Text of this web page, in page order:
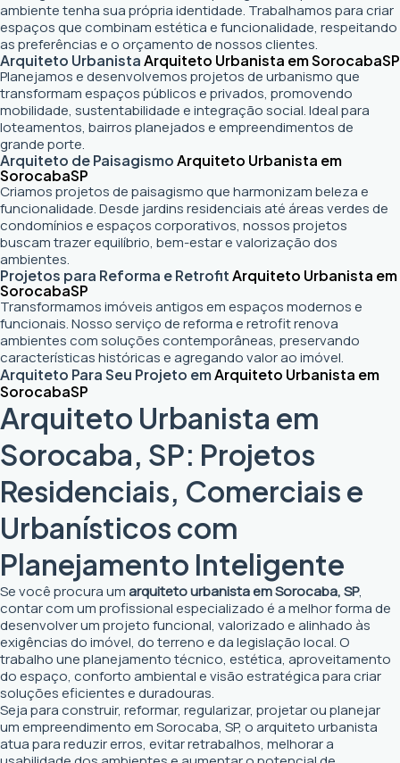
ambiente tenha sua própria identidade. Trabalhamos para criar
espaços que combinam estética e funcionalidade, respeitando
as preferências e o orçamento de nossos clientes.
Arquiteto UrbanistaArquiteto Urbanista em SorocabaSP
Planejamos e desenvolvemos projetos de urbanismo que
transformam espaços públicos e privados, promovendo
mobilidade, sustentabilidade e integração social. Ideal para
loteamentos, bairros planejados e empreendimentos de
grande porte.
Arquiteto de PaisagismoArquiteto Urbanista em
SorocabaSP
Criamos projetos de paisagismo que harmonizam beleza e
funcionalidade. Desde jardins residenciais até áreas verdes de
condomínios e espaços corporativos, nossos projetos
buscam trazer equilíbrio, bem-estar e valorização dos
ambientes.
Projetos para Reforma e RetrofitArquiteto Urbanista em
SorocabaSP
Transformamos imóveis antigos em espaços modernos e
funcionais. Nosso serviço de reforma e retrofit renova
ambientes com soluções contemporâneas, preservando
características históricas e agregando valor ao imóvel.
Arquiteto Para Seu Projeto emArquiteto Urbanista em
SorocabaSP
Arquiteto Urbanista em
Sorocaba, SP: Projetos
Residenciais, Comerciais e
Urbanísticos com
Planejamento Inteligente
Se você procura umarquiteto urbanista em Sorocaba, SP,
contar com um profissional especializado é a melhor forma de
desenvolver um projeto funcional, valorizado e alinhado às
exigências do imóvel, do terreno e da legislação local. O
trabalho une planejamento técnico, estética, aproveitamento
do espaço, conforto ambiental e visão estratégica para criar
soluções eficientes e duradouras.
Seja para construir, reformar, regularizar, projetar ou planejar
um empreendimento em Sorocaba, SP, o arquiteto urbanista
atua para reduzir erros, evitar retrabalhos, melhorar a